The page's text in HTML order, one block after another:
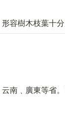
容樹木枝葉十分
南﹑廣東等省